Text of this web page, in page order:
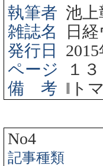
執筆者 池
雑誌名
日
発行日
2015
ページ
１
備 考 ‖ ト
No4
記事種類